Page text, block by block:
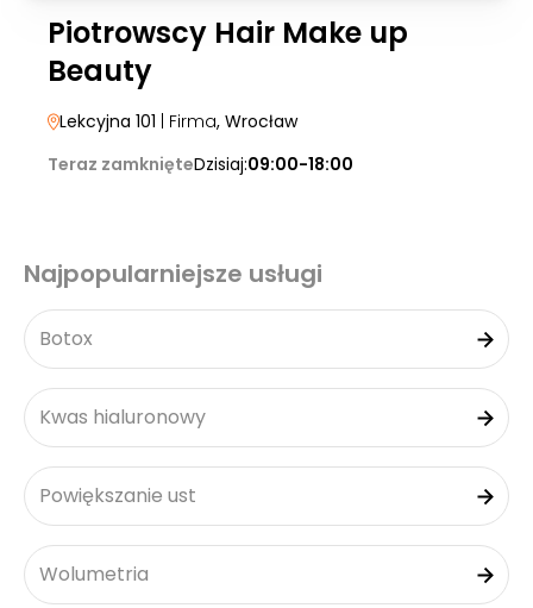
Piotrowscy Hair Make up
Beauty
Lekcyjna 101 | Firma, Wrocław
Teraz zamknięteDzisiaj:09:00-18:00
Najpopularniejsze usługi
Botox
Kwas hialuronowy
Powiększanie ust
Wolumetria